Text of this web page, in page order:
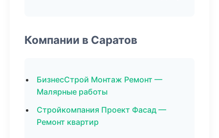
Компании в Саратов
БизнесСтрой Монтаж Ремонт —
Малярные работы
Стройкомпания Проект Фасад —
Ремонт квартир